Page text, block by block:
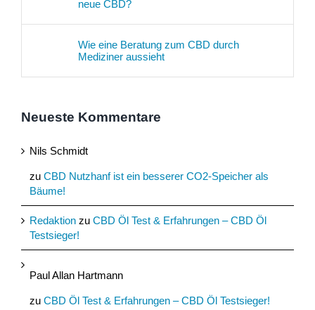
neue CBD?
Wie eine Beratung zum CBD durch
Mediziner aussieht
Neueste Kommentare
Nils Schmidt
zu CBD Nutzhanf ist ein besserer CO2-Speicher als
Bäume!
Redaktion zu CBD Öl Test & Erfahrungen – CBD Öl
Testsieger!
Paul Allan Hartmann
zu CBD Öl Test & Erfahrungen – CBD Öl Testsieger!